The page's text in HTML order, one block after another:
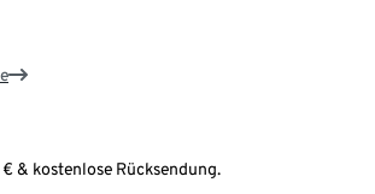
& kostenlose Rücksendung.